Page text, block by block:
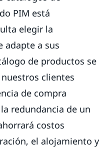
PIM está
elegir la
adapte a sus
de productos se
clientes
de compra
redundancia de un
costos
el alojamiento y